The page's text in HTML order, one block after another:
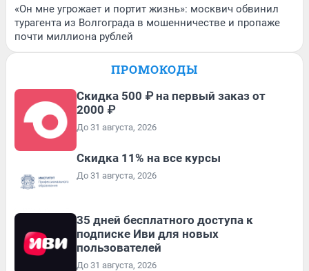
«Он мне угрожает и портит жизнь»: москвич обвинил
турагента из Волгограда в мошенничестве и пропаже
почти миллиона рублей
ПРОМОКОДЫ
Скидка 500 ₽ на первый заказ от
2000 ₽
До 31 августа, 2026
Скидка 11% на все курсы
До 31 августа, 2026
35 дней бесплатного доступа к
подписке Иви для новых
пользователей
До 31 августа, 2026